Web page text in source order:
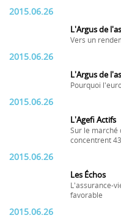
2015.06.26
L'Argus de
Vers un
2015.06.26
L'Argus de
Pourquoi
2015.06.26
L'Agefi Actifs
Sur le marché
concentrent
2015.06.26
Les Échos
L'assurance-
favorable
2015.06.26